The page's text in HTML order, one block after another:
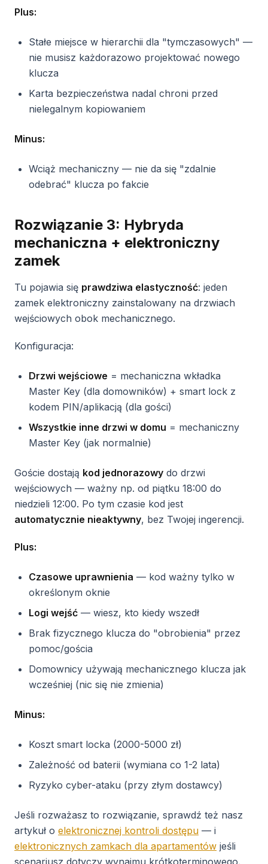
Plus:
Stałe miejsce w hierarchii dla "tymczasowych" —
nie musisz każdorazowo projektować nowego
klucza
Karta bezpieczeństwa nadal chroni przed
nielegalnym kopiowaniem
Minus:
Wciąż mechaniczny — nie da się "zdalnie
odebrać" klucza po fakcie
Rozwiązanie 3: Hybryda
mechaniczna + elektroniczny
zamek
Tu pojawia się prawdziwa elastyczność: jeden
zamek elektroniczny zainstalowany na drzwiach
wejściowych obok mechanicznego.
Konfiguracja:
Drzwi wejściowe = mechaniczna wkładka
Master Key (dla domowników) + smart lock z
kodem PIN/aplikacją (dla gości)
Wszystkie inne drzwi w domu = mechaniczny
Master Key (jak normalnie)
Goście dostają kod jednorazowy do drzwi
wejściowych — ważny np. od piątku 18:00 do
niedzieli 12:00. Po tym czasie kod jest
automatycznie nieaktywny, bez Twojej ingerencji.
Plus:
Czasowe uprawnienia — kod ważny tylko w
określonym oknie
Logi wejść — wiesz, kto kiedy wszedł
Brak fizycznego klucza do "obrobienia" przez
pomoc/gościa
Domownicy używają mechanicznego klucza jak
wcześniej (nic się nie zmienia)
Minus:
Koszt smart locka (2000-5000 zł)
Zależność od baterii (wymiana co 1-2 lata)
Ryzyko cyber-ataku (przy złym dostawcy)
Jeśli rozważasz to rozwiązanie, sprawdź też nasz
artykuł o elektronicznej kontroli dostępu — i
elektronicznych zamkach dla apartamentów jeśli
scenariusz dotyczy wynajmu krótkoterminowego.